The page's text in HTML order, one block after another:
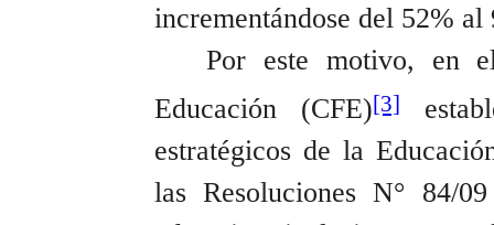
incrementándose del 52%
Por este motivo, en
Educación (CFE)[3]
estratégicos de la
las Resoluciones N° 84/